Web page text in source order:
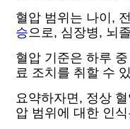
혈압 범위는 나이,
승으로, 심장병, 뇌
혈압 기준은 하루
료 조치를 취할 수
요약하자면, 정상
압 범위에 대한 인